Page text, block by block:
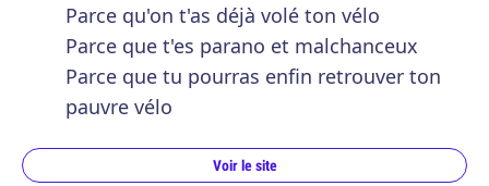
Parce qu'on t'as déjà volé ton vélo
Parce que t'es parano et malchanceux
Parce que tu pourras enfin retrouver ton
pauvre vélo
Voir le site